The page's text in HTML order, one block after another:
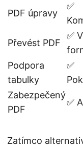
PDF úpravy
✅
Převést PDF
✅
Podpora
tabulky
✅
Zabezpečený
PDF
✅
Zatímco